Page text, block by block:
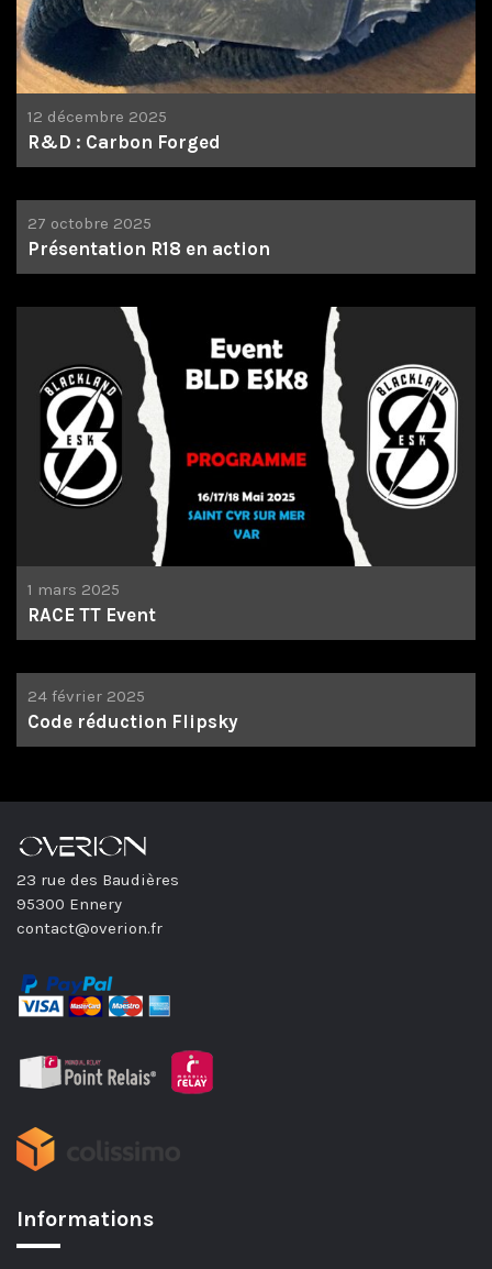
12 décembre 2025
R&D : Carbon Forged
27 octobre 2025
Présentation R18 en action
1 mars 2025
RACE TT Event
24 février 2025
Code réduction Flipsky
23 rue des Baudières
95300 Ennery
contact@overion.fr
Informations